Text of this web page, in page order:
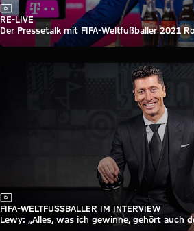
Video
RE-LIVE
Der Pressetalk mit FIFA-Weltfußballer 2021
Video
FIFA-WELTFUSSBALLER IM INTERVIEW
Lewy: „Alles, was ich gewinne, gehört auch